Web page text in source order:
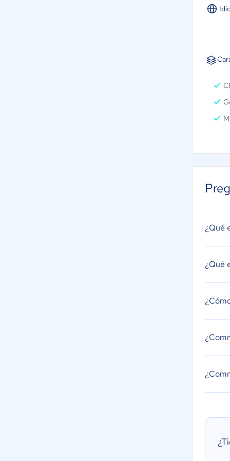
¿Qué
¿Qué